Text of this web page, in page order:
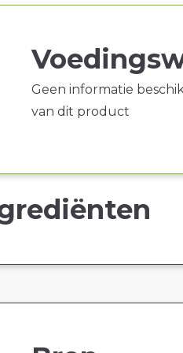
Geen informatie
van dit product